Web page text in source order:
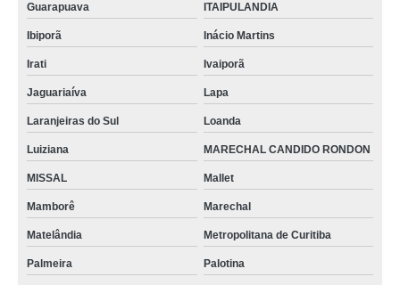
Guarapuava ITAIPULANDIA
Ibiporã Inácio Martins
Irati Ivaiporã
Jaguariaíva Lapa
Laranjeiras do Sul Loanda
Luiziana MARECHAL CANDIDO RONDON
MISSAL Mallet
Mamborê Marechal
Matelândia Metropolitana de Curitiba
Palmeira Palotina